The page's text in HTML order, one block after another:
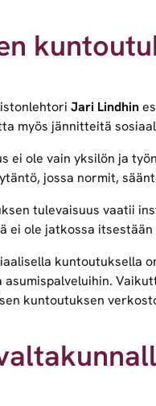
Jari Lindhin
myös jännitteitä
ei ole vain yksilön ja
jossa normit,
tulevaisuus vaatii
ei ole jatkossa itsestään
kuntoutuksella
asumispalveluihin.
kuntoutuksen